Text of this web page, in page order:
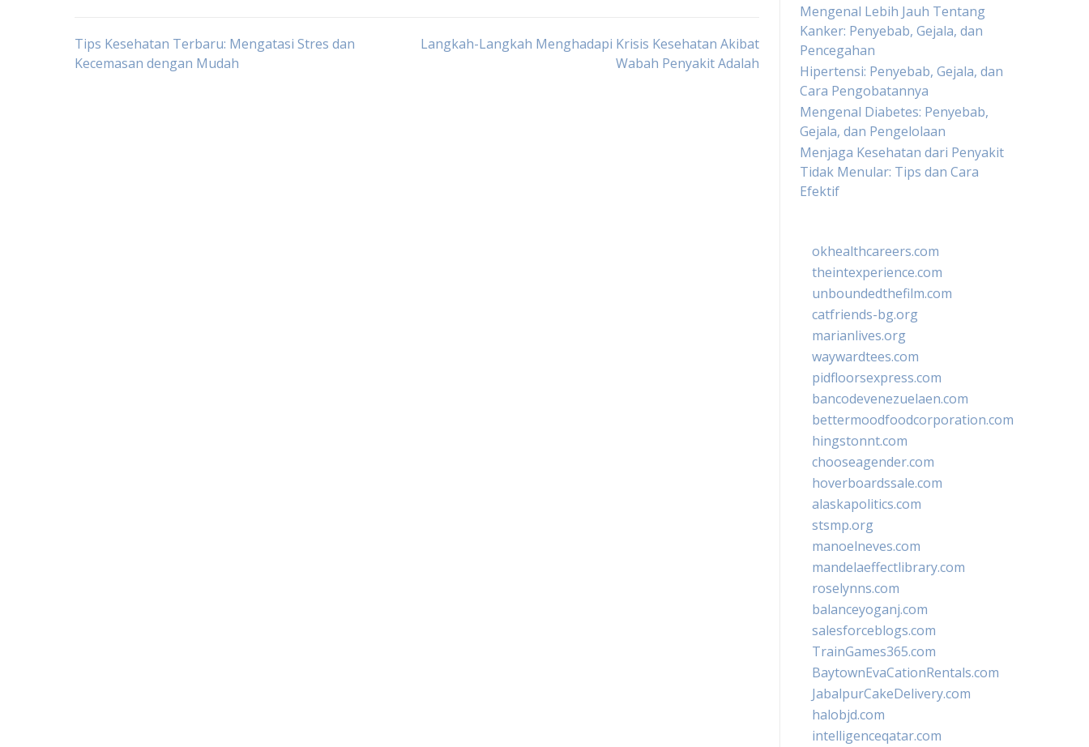
Post
Tips Kesehatan Terbaru: Mengatasi Stres dan
Kecemasan dengan Mudah
Langkah-Langkah Menghadapi Krisis Kesehatan Akibat
Wabah Penyakit Adalah
Mengenal Lebih Jauh Tentang
Kanker: Penyebab, Gejala, dan
Pencegahan
Hipertensi: Penyebab, Gejala, dan
Cara Pengobatannya
Mengenal Diabetes: Penyebab,
Gejala, dan Pengelolaan
Menjaga Kesehatan dari Penyakit
Tidak Menular: Tips dan Cara
Efektif
okhealthcareers.com
theintexperience.com
unboundedthefilm.com
catfriends-bg.org
marianlives.org
waywardtees.com
pidfloorsexpress.com
bancodevenezuelaen.com
bettermoodfoodcorporation.com
hingstonnt.com
chooseagender.com
hoverboardssale.com
alaskapolitics.com
stsmp.org
manoelneves.com
mandelaeffectlibrary.com
roselynns.com
balanceyoganj.com
salesforceblogs.com
TrainGames365.com
BaytownEvaCationRentals.com
JabalpurCakeDelivery.com
halobjd.com
intelligenceqatar.com